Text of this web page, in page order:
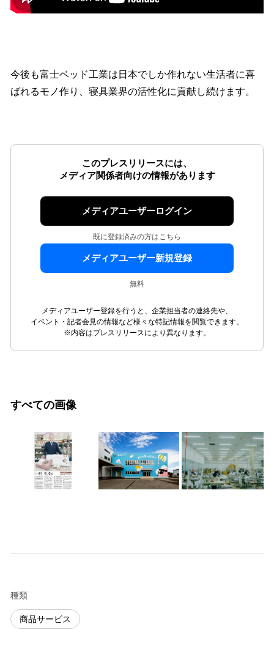
今後も富士ベッド工業は日本でしか作れない生活者に喜
ばれるモノ作り、寝具業界の活性化に貢献し続けます。
このプレスリリースには、
メディア関係者向けの情報があります
メディアユーザーログイン
既に登録済みの方はこちら
メディアユーザー新規登録
無料
メディアユーザー登録を行うと、企業担当者の連絡先や、
イベント・記者会見の情報など様々な特記情報を閲覧できます。
※内容はプレスリリースにより異なります。
すべての画像
種類
商品サービス